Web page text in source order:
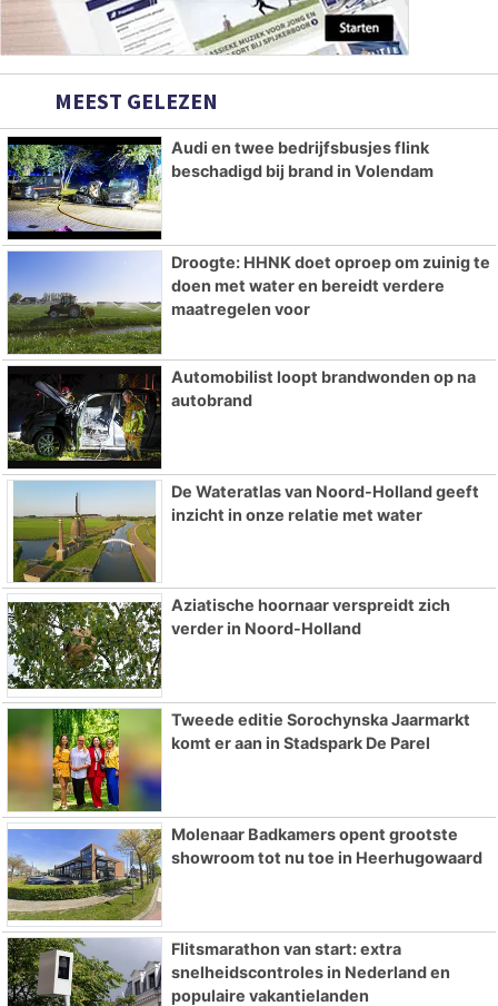
MEEST GELEZEN
Audi en twee bedrijfsbusjes flink
beschadigd bij brand in Volendam
Droogte: HHNK doet oproep om zuinig te
doen met water en bereidt verdere
maatregelen voor
Automobilist loopt brandwonden op na
autobrand
De Wateratlas van Noord-Holland geeft
inzicht in onze relatie met water
Aziatische hoornaar verspreidt zich
verder in Noord-Holland
Tweede editie Sorochynska Jaarmarkt
komt er aan in Stadspark De Parel
Molenaar Badkamers opent grootste
showroom tot nu toe in Heerhugowaard
Flitsmarathon van start: extra
snelheidscontroles in Nederland en
populaire vakantielanden